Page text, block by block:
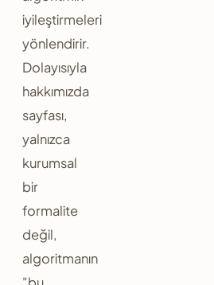
iyileştirmeleri
yönlendirir.
Dolayısıyla
hakkımızda
sayfası,
yalnızca
kurumsal
bir
formalite
değil,
algoritmanın